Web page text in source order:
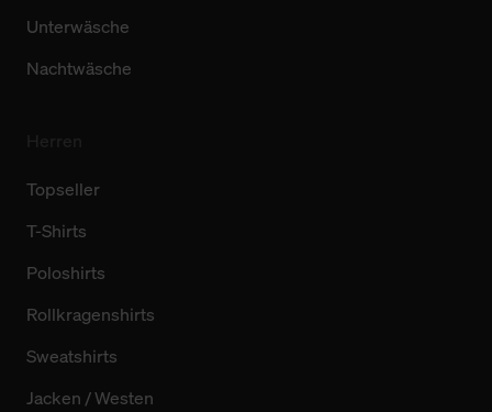
Unterwäsche
Nachtwäsche
Topseller
T-Shirts
Poloshirts
Rollkragenshirts
Sweatshirts
Jacken / Westen